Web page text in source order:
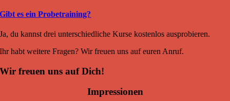
Gibt es ein Probetraining?
Ja, du kannst drei unterschiedliche Kurse kostenlos ausprobieren.
Ihr habt weitere Fragen? Wir freuen uns auf euren Anruf.
Wir freuen uns auf Dich!
Impressionen